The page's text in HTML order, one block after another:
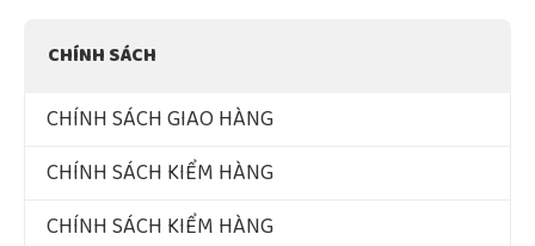
CHÍNH SÁCH
CHÍNH SÁCH GIAO HÀNG
CHÍNH SÁCH KIỂM HÀNG
CHÍNH SÁCH KIỂM HÀNG